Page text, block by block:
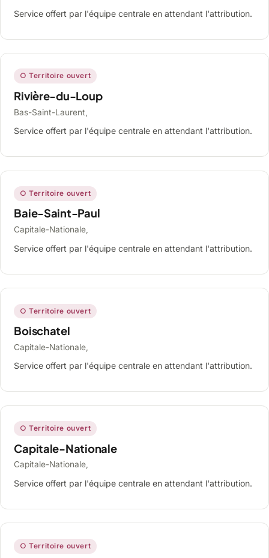
Service offert par l'équipe centrale en attendant l'attribution.
○ Territoire ouvert
Rivière-du-Loup
Bas-Saint-Laurent,
Service offert par l'équipe centrale en attendant l'attribution.
○ Territoire ouvert
Baie-Saint-Paul
Capitale-Nationale,
Service offert par l'équipe centrale en attendant l'attribution.
○ Territoire ouvert
Boischatel
Capitale-Nationale,
Service offert par l'équipe centrale en attendant l'attribution.
○ Territoire ouvert
Capitale-Nationale
Capitale-Nationale,
Service offert par l'équipe centrale en attendant l'attribution.
○ Territoire ouvert